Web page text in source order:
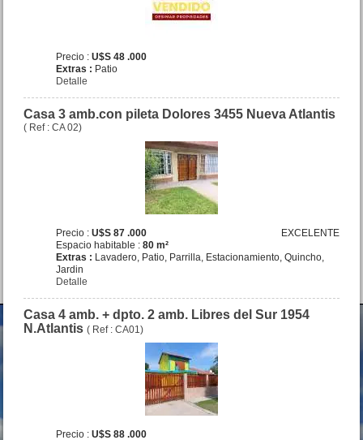
Dpto. 2 amb J.V.Gonzalez 253
EXCELENTE
Precio :U$S 48 .000
Extras : Patio
Detalle
Casa 3 amb.con pileta Dolores 3455 Nueva Atlantis
( Ref : CA 02)
EXCELENTE
Precio :U$S 87 .000
Espacio habitable :80 m²
Extras : Lavadero, Patio, Parrilla, Estacionamiento, Quincho,
Jardin
Detalle
Casa 4 amb. + dpto. 2 amb. Libres del Sur 1954
N.Atlantis( Ref : CA01)
Precio :U$S 88 .000